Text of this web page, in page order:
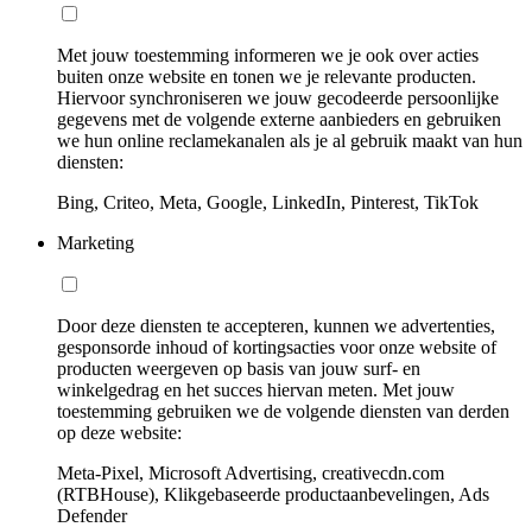
Met jouw toestemming informeren we je ook over acties
buiten onze website en tonen we je relevante producten.
Hiervoor synchroniseren we jouw gecodeerde persoonlijke
gegevens met de volgende externe aanbieders en gebruiken
we hun online reclamekanalen als je al gebruik maakt van hun
diensten:
Bing, Criteo, Meta, Google, LinkedIn, Pinterest, TikTok
Marketing
Door deze diensten te accepteren, kunnen we advertenties,
gesponsorde inhoud of kortingsacties voor onze website of
producten weergeven op basis van jouw surf- en
winkelgedrag en het succes hiervan meten. Met jouw
toestemming gebruiken we de volgende diensten van derden
op deze website:
Meta-Pixel, Microsoft Advertising, creativecdn.com
(RTBHouse), Klikgebaseerde productaanbevelingen, Ads
Defender